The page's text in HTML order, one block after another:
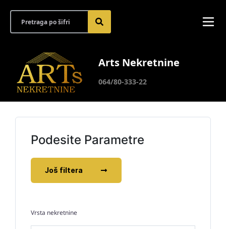
Arts Nekretnine
064/80-333-22
Podesite Parametre
Još filtera
Vrsta nekretnine